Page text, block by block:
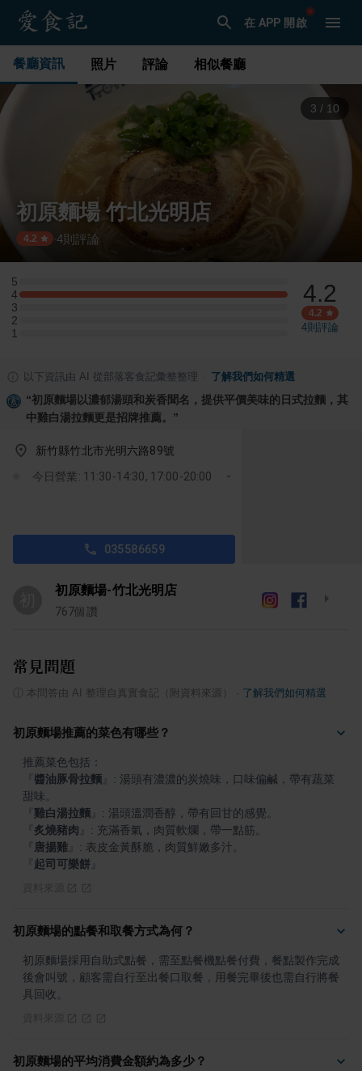
在 APP 開啟
餐廳資訊 照片 評論 相似餐廳
3 / 10
初原麵場 竹北光明店
4.2 4則評論
5
5 星：0 則評論
4
4 星：2 則評論
3
3 星：0 則評論
2
2 星：0 則評論
1
1 星：0 則評論
4.2
4.2
4則評論
以下資訊由 AI 從部落客食記彙整整理 了解我們如何精選
“初原麵場以濃郁湯頭和炭香聞名，提供平價美味的日式拉麵，其
中雞白湯拉麵更是招牌推薦。 ”
新竹縣竹北市光明六路89號
今日營業: 11:30-14:30, 17:00-20:00
035586659
初原麵場-竹北光明店
767個讚
常見問題
本問答由 AI 整理自真實食記（附資料來源） 了解我們如何精選
初原麵場推薦的菜色有哪些？
醬油豚骨拉麵
: 湯頭有濃濃的炭燒味，口味偏鹹，帶有蔬菜
雞白湯拉麵
炙燒豬肉
唐揚雞
起司可樂餅
初原麵場的點餐和取餐方式為何？
初原麵場採用自助式點餐，需至點餐機點餐付費，餐點製作完成
後會叫號，顧客需自行至出餐口取餐，用餐完畢後也需自行將餐
具回收。
初原麵場的平均消費金額約為多少？